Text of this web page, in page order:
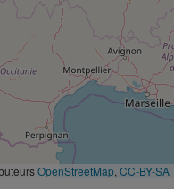
OpenStreetMap CC-BY-SA
Complément
alimentaire
Assurance emprunteur
Petit électroménager -
Matelas
Mutuelle